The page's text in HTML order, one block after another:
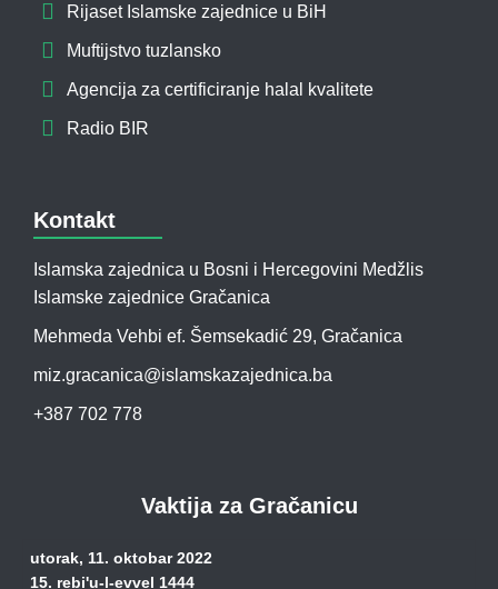
Rijaset Islamske zajednice u BiH
Muftijstvo tuzlansko
Agencija za certificiranje halal kvalitete
Radio BIR
Kontakt
Islamska zajednica u Bosni i Hercegovini Medžlis
Islamske zajednice Gračanica
Mehmeda Vehbi ef. Šemsekadić 29, Gračanica
miz.gracanica@islamskazajednica.ba
+387 702 778
Vaktija za Gračanicu
utorak, 11. oktobar 2022
15. rebi'u-l-evvel 1444